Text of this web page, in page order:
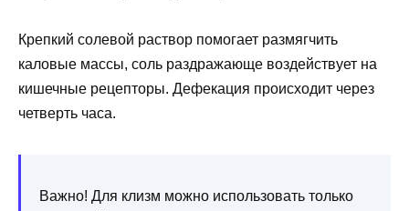
Крепкий солевой раствор помогает размягчить
каловые массы, соль раздражающе воздействует на
кишечные рецепторы. Дефекация происходит через
четверть часа.
Важно! Для клизм можно использовать только